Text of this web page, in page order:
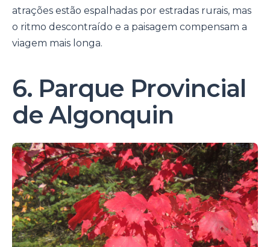
atrações estão espalhadas por estradas rurais, mas
o ritmo descontraído e a paisagem compensam a
viagem mais longa.
6. Parque Provincial
de Algonquin